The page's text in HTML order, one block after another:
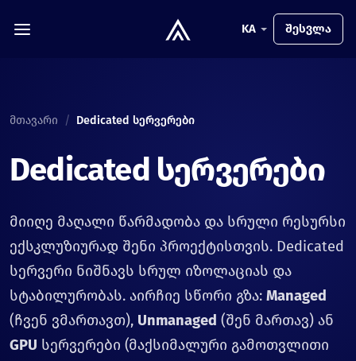
KA შესვლა
მთავარი / Dedicated სერვერები
Dedicated სერვერები
მიიღე მაღალი წარმადობა და სრული რესურსი
ექსკლუზიურად შენი პროექტისთვის. Dedicated
სერვერი ნიშნავს სრულ იზოლაციას და
სტაბილურობას. აირჩიე სწორი გზა: Managed
(ჩვენ ვმართავთ), Unmanaged (შენ მართავ) ან
GPU სერვერები (მაქსიმალური გამოთვლითი